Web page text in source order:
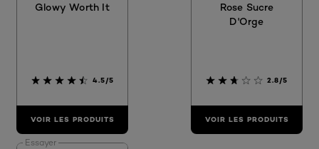
Glowy Worth It
4.5/5
VOIR LES PRODUITS
Rose Sucre
D'Orge
2.8/5
VOIR LES PRODUITS
Essayer